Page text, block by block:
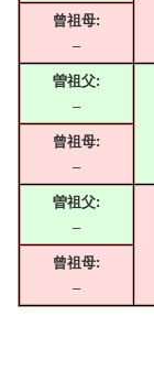
曾祖母:
–
曽祖父:
–
曾祖母:
–
曽祖父:
–
曾祖母:
–